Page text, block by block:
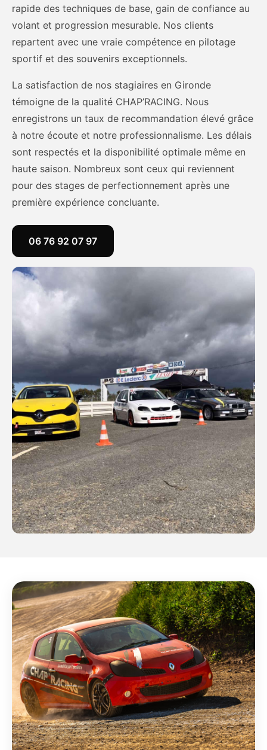
rapide des techniques de base, gain de confiance au
volant et progression mesurable. Nos clients
repartent avec une vraie compétence en pilotage
sportif et des souvenirs exceptionnels.
La satisfaction de nos stagiaires en Gironde
témoigne de la qualité CHAP’RACING. Nous
enregistrons un taux de recommandation élevé grâce
à notre écoute et notre professionnalisme. Les délais
sont respectés et la disponibilité optimale même en
haute saison. Nombreux sont ceux qui reviennent
pour des stages de perfectionnement après une
première expérience concluante.
06 76 92 07 97